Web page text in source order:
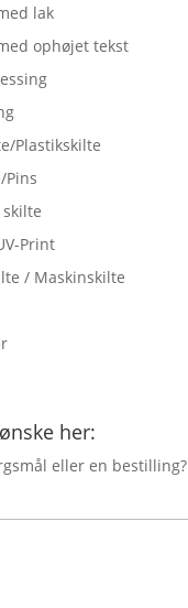
lak
ophøjet tekst
Plastikskilte
Pins
Print
/ Maskinskilte
her:
eller en bestilling?